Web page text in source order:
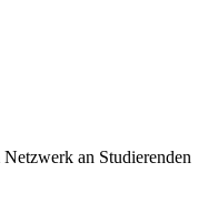
an Studierenden